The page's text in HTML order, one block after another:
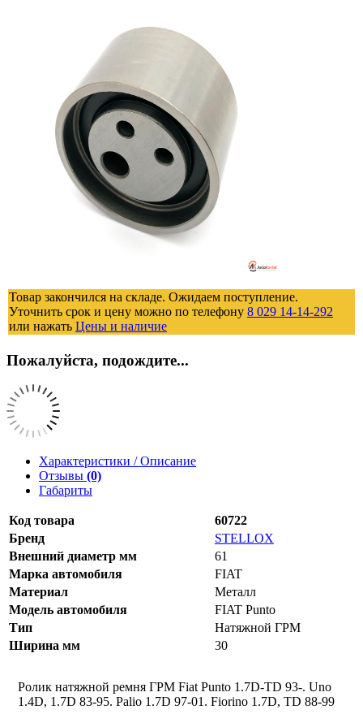
Товар закончился на складе. Ожидаем поступление.
Уточнить срок и цену можно по телефону 8 029 14-14-292
или нажать Цены и наличие
Пожалуйста, подождите...
Характеристики / Описание
Отзывы (0)
Габариты
Код товара
60722
Бренд
STELLOX
Внешний диаметр мм
61
Марка автомобиля
FIAT
Материал
Металл
Модель автомобиля
FIAT Punto
Тип
Натяжной ГРМ
Ширина мм
30
Ролик натяжной ремня ГРМ Fiat Punto 1.7D-TD 93-. Uno
1.4D, 1.7D 83-95. Palio 1.7D 97-01. Fiorino 1.7D, TD 88-99